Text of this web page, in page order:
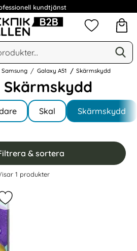
kundtjänst
Sök på Narse Group AB
Mina
Samsung Galaxy A51 Skärmskydd
Skärmskydd
Skal Skärmskydd
& sortera
1 produkter
Markera 2-Pack Samsung Galaxy